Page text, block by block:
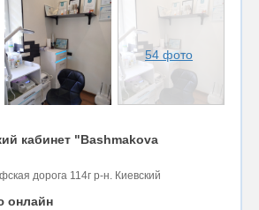
54 фото
кабинет "Bashmakova
дорога 114г р-н. Киевский
онлайн